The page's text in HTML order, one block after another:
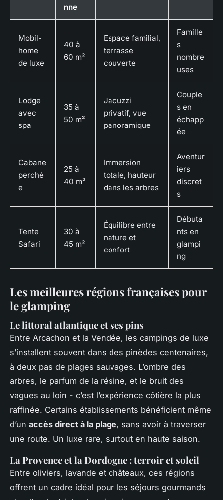
nne
Mobil-
home
de luxe
40 à
60 m²
Espace familial,
terrasse
couverte
Famille
s
nombre
uses
Lodge
avec
spa
35 à
50 m²
Jacuzzi
privatif, vue
panoramique
Couple
s en
échapp
ée
Cabane
perché
e
25 à
40 m²
Immersion
totale, hauteur
dans les arbres
Aventur
iers
discret
s
Tente
Safari
30 à
45 m²
Équilibre entre
nature et
confort
Débuta
nts en
glampi
ng
Les meilleures régions françaises pour
le glamping
Le littoral atlantique et ses pins
Entre Arcachon et la Vendée, les campings de luxe
s’installent souvent dans des pinèdes centenaires,
à deux pas de plages sauvages. L’ombre des
arbres, le parfum de la résine, et le bruit des
vagues au loin - c’est l’expérience côtière la plus
raffinée. Certains établissements bénéficient même
d’un accès direct à la plage, sans avoir à traverser
une route. Un luxe rare, surtout en haute saison.
La Provence et la Dordogne : terroir et soleil
Entre oliviers, lavande et châteaux, ces régions
offrent un cadre idéal pour les séjours gourmands